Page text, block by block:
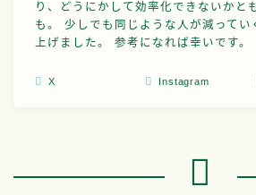
り、どうにかして効率化できないかと
も。 少しでも同じような人が減ってい
上げました。 参考になれば幸いです。
X Instagram